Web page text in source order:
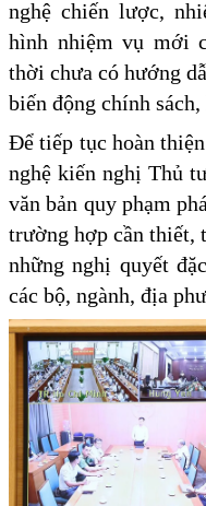
nghệ chiến lược,
hình nhiệm vụ mới
thời chưa có hướng
biến động chính
Để tiếp tục hoàn
nghệ kiến nghị Thủ
văn bản quy phạm
trường hợp cần thiết,
những nghị quyết
các bộ, ngành, địa